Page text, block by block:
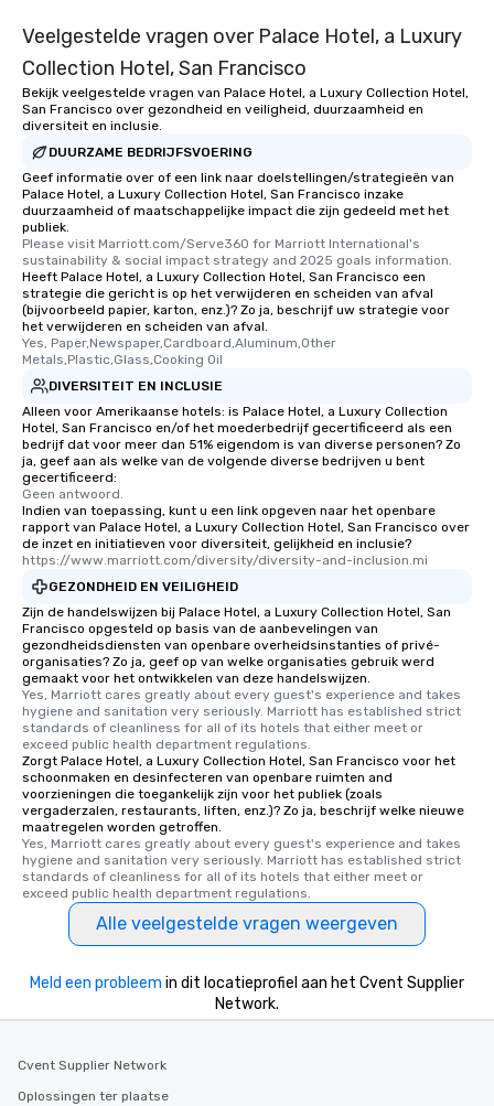
experience is
short stroll allows
heading to the next
itinerary. You Get a Dinner and a Show
Our tours offer an
entertainment. All
knowledgeable,
who leads the group
offering engaging
Different Types of
experiences offer the
several renowned
and your guests
discovered otherwise
at a typical corporate
in the city and dive
cuisines and dishes.
selected dishes are
high standards to
delight any palate. Tours Available
from Day to Night
key. Whether you
business hours or
after work, we can
you to provide
needs. Go for as Long or as Short as
scheduling, Lip
Tours also provides a
2.5 hours; our longest
Veelgestelde vragen over Palace Hotel, a Luxury
Collection Hotel, San Francisco
Bekijk veelgestelde vragen van Palace Hotel, a Luxury Collection Hotel,
San Francisco over gezondheid en veiligheid, duurzaamheid en
diversiteit en inclusie.
DUURZAME BEDRIJFSVOERING
Geef informatie over of een link naar doelstellingen/strategieën van
Palace Hotel, a Luxury Collection Hotel, San Francisco inzake
duurzaamheid of maatschappelijke impact die zijn gedeeld met het
publiek.
Please visit Marriott.com/Serve360 for Marriott International's
sustainability & social impact strategy and 2025 goals information.
Heeft Palace Hotel, a Luxury Collection Hotel, San Francisco een
strategie die gericht is op het verwijderen en scheiden van afval
(bijvoorbeeld papier, karton, enz.)? Zo ja, beschrijf uw strategie voor
het verwijderen en scheiden van afval.
Yes, Paper,Newspaper,Cardboard,Aluminum,Other
Metals,Plastic,Glass,Cooking Oil
DIVERSITEIT EN INCLUSIE
Alleen voor Amerikaanse hotels: is Palace Hotel, a Luxury Collection
Hotel, San Francisco en/of het moederbedrijf gecertificeerd als een
bedrijf dat voor meer dan 51% eigendom is van diverse personen? Zo
ja, geef aan als welke van de volgende diverse bedrijven u bent
gecertificeerd:
Geen antwoord.
Indien van toepassing, kunt u een link opgeven naar het openbare
rapport van Palace Hotel, a Luxury Collection Hotel, San Francisco over
de inzet en initiatieven voor diversiteit, gelijkheid en inclusie?
https://www.marriott.com/diversity/diversity-and-inclusion.mi
GEZONDHEID EN VEILIGHEID
Zijn de handelswijzen bij Palace Hotel, a Luxury Collection Hotel, San
Francisco opgesteld op basis van de aanbevelingen van
gezondheidsdiensten van openbare overheidsinstanties of privé-
organisaties? Zo ja, geef op van welke organisaties gebruik werd
gemaakt voor het ontwikkelen van deze handelswijzen.
Yes, Marriott cares greatly about every guest's experience and takes
hygiene and sanitation very seriously. Marriott has established strict
standards of cleanliness for all of its hotels that either meet or
exceed public health department regulations.
Zorgt Palace Hotel, a Luxury Collection Hotel, San Francisco voor het
schoonmaken en desinfecteren van openbare ruimten and
voorzieningen die toegankelijk zijn voor het publiek (zoals
vergaderzalen, restaurants, liften, enz.)? Zo ja, beschrijf welke nieuwe
maatregelen worden getroffen.
Yes, Marriott cares greatly about every guest's experience and takes
hygiene and sanitation very seriously. Marriott has established strict
standards of cleanliness for all of its hotels that either meet or
exceed public health department regulations.
Alle veelgestelde vragen weergeven
Meld een probleem in dit locatieprofiel aan het Cvent Supplier
Network.
Cvent Supplier Network
Oplossingen ter plaatse